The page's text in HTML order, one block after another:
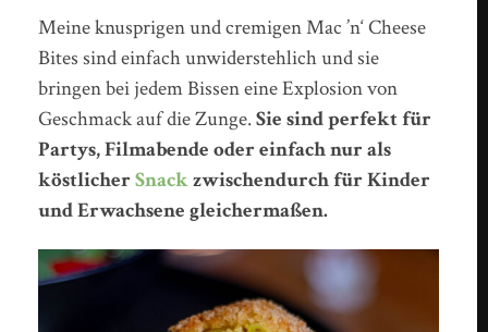
Meine knusprigen und cremigen Mac ’n‘ Cheese
Bites sind einfach unwiderstehlich und sie
bringen bei jedem Bissen eine Explosion von
Geschmack auf die Zunge.Sie sind perfekt für
Partys, Filmabende oder einfach nur als
köstlicherSnackzwischendurch für Kinder
und Erwachsene gleichermaßen.